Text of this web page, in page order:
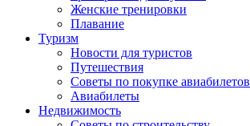
Женские тренировки
Плавание
Туризм
Новости для туристов
Путешествия
Советы по покупке авиабилетов
Авиабилеты
Недвижимость